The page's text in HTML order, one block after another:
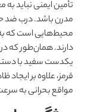
تأمین ایمنی نباید
مدرن باشد. درب ضد
محیط‌هایی است که به
دارند. همان‌طور که
یکدست سفید با
قرمز، علاوه بر
مواقع بحرانی به